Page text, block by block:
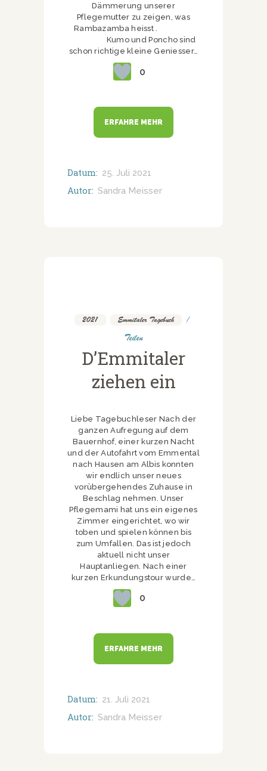
Dämmerung unserer
Pflegemutter zu zeigen, was
Rambazamba heisst .
Kumo und Poncho sind
schon richtige kleine Geniesser…
0
ERFAHRE MEHR
Datum: 25. Juli 2021
Autor: Sandra Meisser
2021 Emmitaler Tagebuch
Teilen
D’Emmitaler
ziehen ein
Liebe Tagebuchleser Nach der
ganzen Aufregung auf dem
Bauernhof, einer kurzen Nacht
und der Autofahrt vom Emmental
nach Hausen am Albis konnten
wir endlich unser neues
vorübergehendes Zuhause in
Beschlag nehmen. Unser
Pflegemami hat uns ein eigenes
Zimmer eingerichtet, wo wir
toben und spielen können bis
zum Umfallen. Das ist jedoch
aktuell nicht unser
Hauptanliegen. Nach einer
kurzen Erkundungstour wurde…
0
ERFAHRE MEHR
Datum: 21. Juli 2021
Autor: Sandra Meisser